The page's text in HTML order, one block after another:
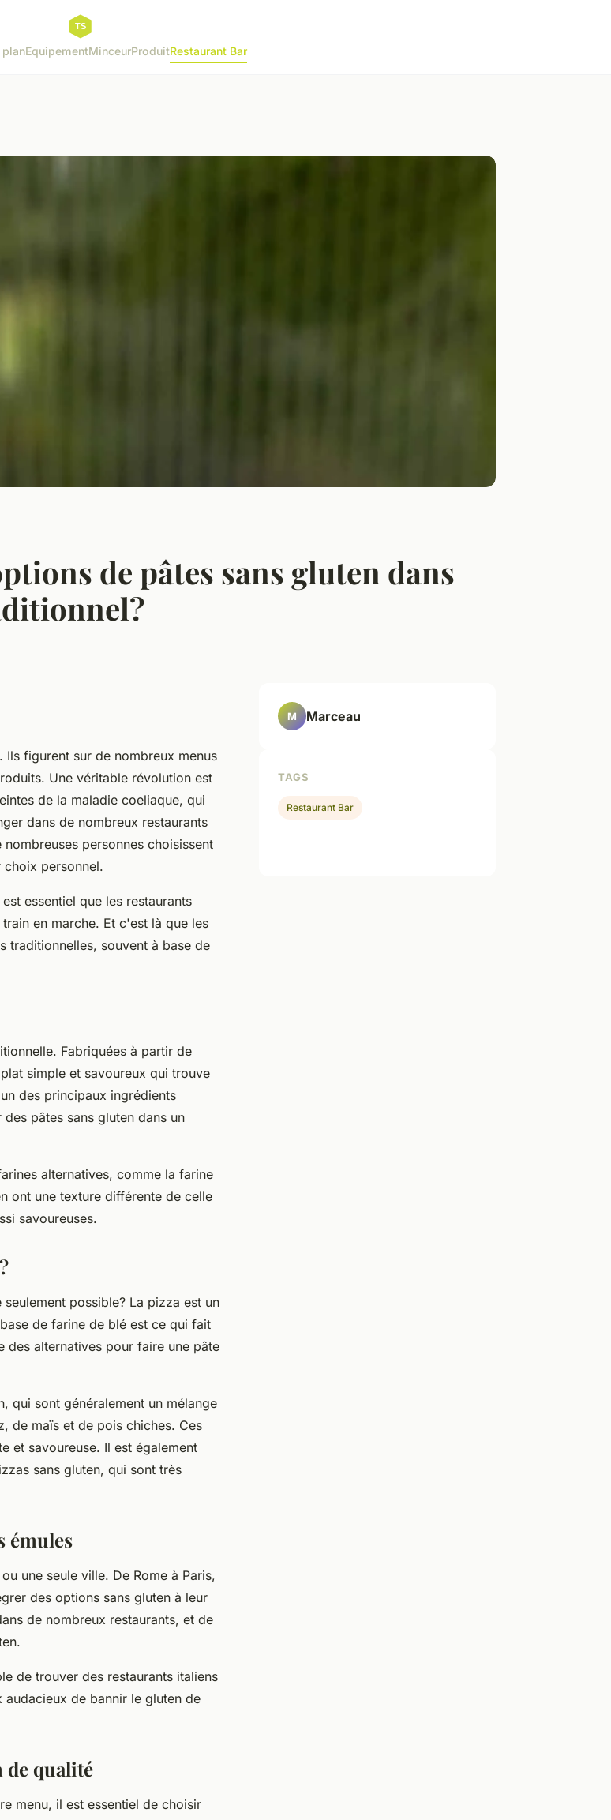
planEquipementMinceurProduitRestaurant Bar
de pâtes sans gluten dans
Ils figurent sur de nombreux menus
Une véritable révolution est
de la maladie coeliaque, qui
dans de nombreux restaurants
personnes choisissent
choix personnel.
essentiel que les restaurants
en marche. Et c'est là que les
traditionnelles, souvent à base de
Fabriquées à partir de
simple et savoureux qui trouve
des principaux ingrédients
pâtes sans gluten dans un
alternatives, comme la farine
ont une texture différente de celle
savoureuses.
possible? La pizza est un
de farine de blé est ce qui fait
des alternatives pour faire une pâte
qui sont généralement un mélange
de maïs et de pois chiches. Ces
et savoureuse. Il est également
sans gluten, qui sont très
émules
une seule ville. De Rome à Paris,
des options sans gluten à leur
de nombreux restaurants, et de
de trouver des restaurants italiens
de bannir le gluten de
de qualité
menu, il est essentiel de choisir
M Marceau
TAGS
Restaurant Bar